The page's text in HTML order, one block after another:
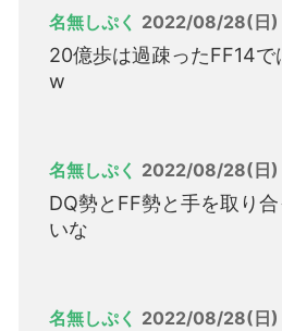
名無しぷく 2022/08/28(日)
20億歩は過疎ったFF14
w
名無しぷく 2022/08/28(日)
DQ勢とFF勢と手を取り
いな
名無しぷく 2022/08/28(日)